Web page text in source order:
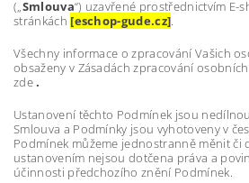
(„Smlouva“) uzavřené prostřednictvím E-
stránkách [eschop-gude.cz].
Všechny informace o zpracování Vašich
obsaženy v Zásadách zpracování
zde.
Ustanovení těchto Podmínek jsou
Smlouva a Podmínky jsou vyhotoveny v
Podmínek můžeme jednostranně měnit či
ustanovením nejsou dotčena práva a
účinnosti předchozího znění Podmínek.